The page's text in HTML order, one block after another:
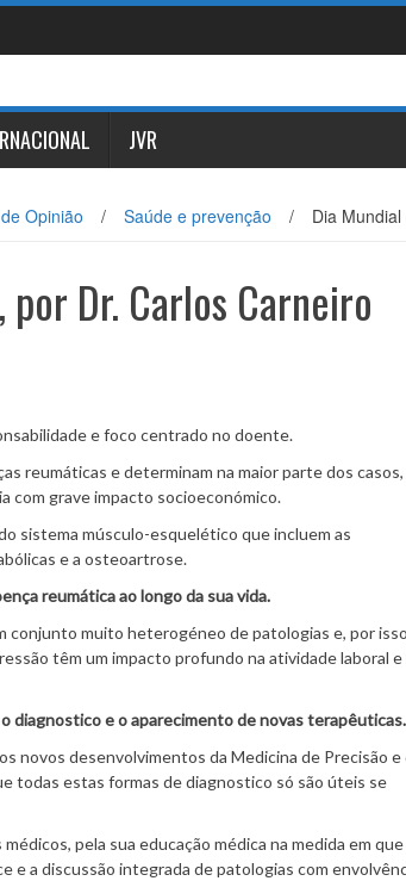
JVR
Opinião / Saúde e prevenção / Dia
por Dr. Carlos Carneiro
e foco centrado no doente.
reumáticas e determinam na maior parte dos casos,
com grave impacto socioeconómico.
sistema músculo-esquelético que incluem as
e a osteoartrose.
reumática ao longo da sua vida.
conjunto muito heterogéneo de patologias e, por
têm um impacto profundo na atividade laboral e
diagnostico e o aparecimento de novas terapêuticas.
novos desenvolvimentos da Medicina de Precisão e
todas estas formas de diagnostico só são úteis se
pela sua educação médica na medida em que
e a discussão integrada de patologias com